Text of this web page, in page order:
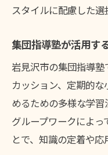
スタイルに配慮した選
集団指導塾が活用す
岩見沢市の集団指導
カッション、定期的
めるための多様な学
グループワークによ
とで、知識の定着や応